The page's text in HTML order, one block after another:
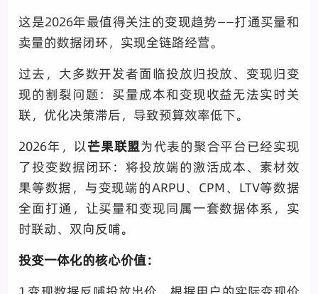
这是2026年最值得关注的变现趋势——打通买量和
卖量的数据闭环，实现全链路经营。
过去，大多数开发者面临投放归投放、变现归变
现的割裂问题：买量成本和变现收益无法实时关
联，优化决策滞后，导致预算效率低下。
2026年，以芒果联盟为代表的聚合平台已经实现
了投变数据闭环：将投放端的激活成本、素材效
果等数据，与变现端的ARPU、CPM、LTV等数据
全面打通，让买量和变现同属一套数据体系，实
时联动、双向反哺。
投变一体化的核心价值：